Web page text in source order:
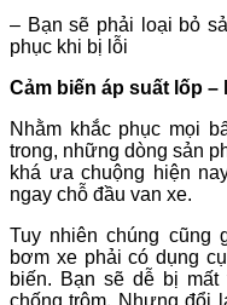
– Bạn sẽ phải loại bỏ
phục khi bị lỗi
Cảm biến áp suất lốp –
Nhằm khắc phục mọi
trong, những dòng sản
khá ưa chuộng hiện
ngay chỗ đầu van xe.
Tuy nhiên chúng cũng
bơm xe phải có dụng
biến. Bạn sẽ dễ bị
chống trộm. Nhưng đổi